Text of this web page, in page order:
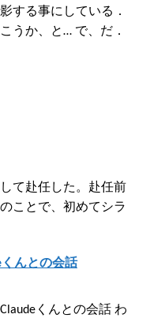
する事にしている．
うか、と… で、だ．
て赴任した。赴任前
ことで、初めてシラ
んとの会話
くんとの会話 わ